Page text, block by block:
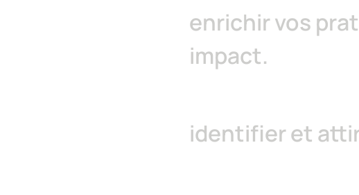
enrichir vos
impact.
identifier et